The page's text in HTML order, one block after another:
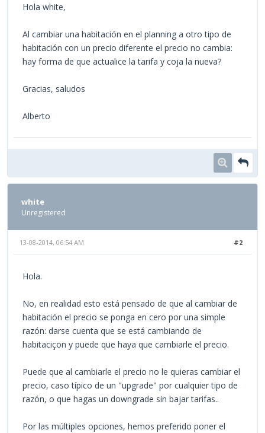
Hola white,
Al cambiar una habitación en el planning a otro tipo de
habitación con un precio diferente el precio no cambia:
hay forma de que actualice la tarifa y coja la nueva?
Gracias, saludos
Alberto
white
Unregistered
#2
13-08-2014, 06:54 AM
Hola.
No, en realidad esto está pensado de que al cambiar de
habitación el precio se ponga en cero por una simple
razón: darse cuenta que se está cambiando de
habitaciçon y puede que haya que cambiarle el precio.
Puede que al cambiarle el precio no le quieras cambiar el
precio, caso típico de un "upgrade" por cualquier tipo de
razón, o que hagas un downgrade sin bajar tarifas..
Por las múltiples opciones, hemos preferido poner el